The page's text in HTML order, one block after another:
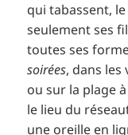
qui tabassent, le
seulement ses
toutes ses
soirées, dans les
ou sur la plage
le lieu du
une oreille en